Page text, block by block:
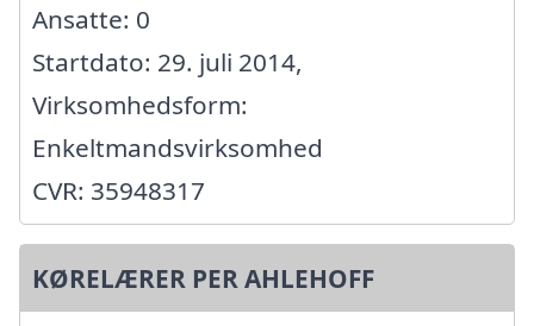
Ansatte: 0
Startdato: 29. juli 2014,
Virksomhedsform:
Enkeltmandsvirksomhed
CVR: 35948317
KØRELÆRER PER AHLEHOFF